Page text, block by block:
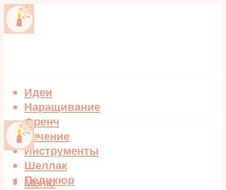
Идеи
Наращивание
Френч
Лечение
Инструменты
Шеллак
Педикюр
Меню